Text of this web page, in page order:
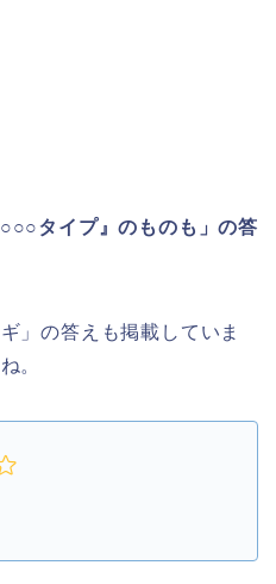
タイプ』のものも」の答
」の答えも掲載していま
。